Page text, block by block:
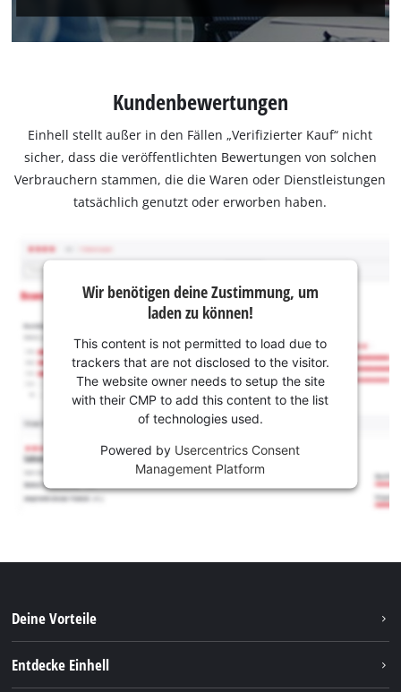
Kundenbewertungen
Einhell stellt außer in den Fällen „Verifizierter Kauf“ nicht
sicher, dass die veröffentlichten Bewertungen von solchen
Verbrauchern stammen, die die Waren oder Dienstleistungen
tatsächlich genutzt oder erworben haben.
Wir benötigen deine Zustimmung, um
laden zu können!
This content is not permitted to load due to
trackers that are not disclosed to the visitor.
The website owner needs to setup the site
with their CMP to add this content to the list
of technologies used.
Powered by Usercentrics Consent
Management Platform
Deine Vorteile
Entdecke Einhell